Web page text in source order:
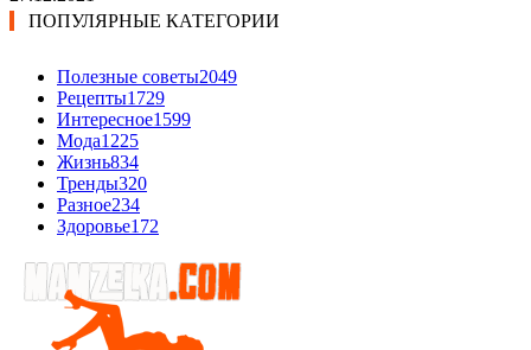
ПОПУЛЯРНЫЕ КАТЕГОРИИ
Полезные советы2049
Рецепты1729
Интересное1599
Мода1225
Жизнь834
Тренды320
Разное234
Здоровье172